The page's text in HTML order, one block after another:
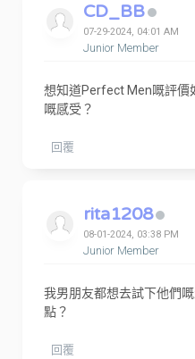
CD_BB
07-29-2024, 04:01 AM
Junior Member
想知道Perfect Men嘅評價
嘅感受？
回覆
rita1208
08-01-2024, 03:38 PM
Junior Member
我男朋友都想去試下他們
點？
回覆